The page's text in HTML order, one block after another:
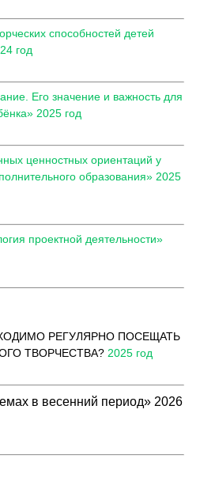
способностей детей
год
Его значение и важность для
2025 год
ценностных ориентаций у
образования» 2025
проектной деятельности»
РЕГУЛЯРНО ПОСЕЩАТЬ
ТВОРЧЕСТВА? 2025 год
в весенний период» 2026